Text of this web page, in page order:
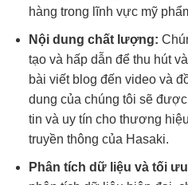
hàng trong lĩnh vực mỹ
Nội dung chất lượng:
tạo và hấp dẫn để thu hút
bài viết blog đến video và
dung của chúng tôi sẽ
tin và uy tín cho thương
truyền thông của Hasaki.
Phân tích dữ liệu và tối